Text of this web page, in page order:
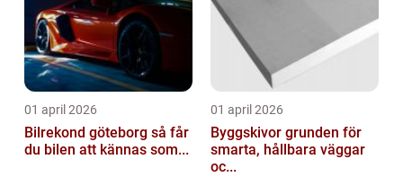
01 april 2026
Bilrekond göteborg så får
du bilen att kännas som...
01 april 2026
Byggskivor grunden för
smarta, hållbara väggar
oc...